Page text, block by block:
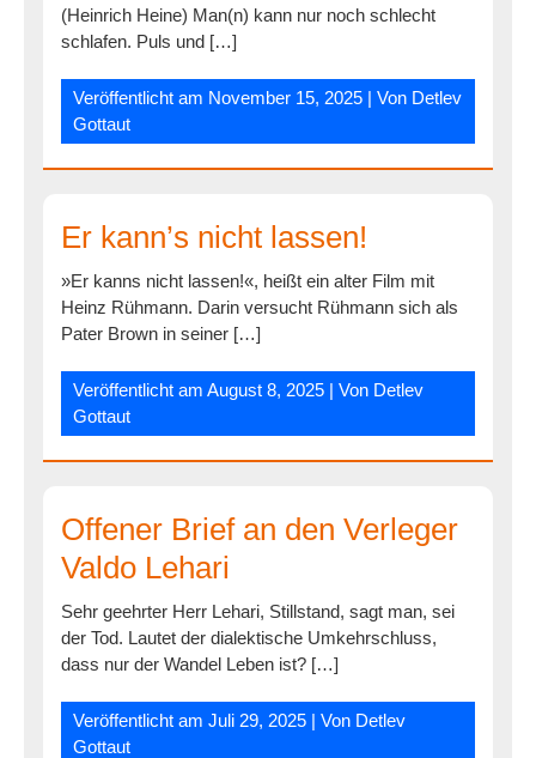
(Heinrich Heine) Man(n) kann nur noch schlecht
schlafen. Puls und […]
Veröffentlicht am November 15, 2025 | Von Detlev
Gottaut
Er kann’s nicht lassen!
»Er kanns nicht lassen!«, heißt ein alter Film mit
Heinz Rühmann. Darin versucht Rühmann sich als
Pater Brown in seiner […]
Veröffentlicht amAugust 8, 2025 | Von Detlev
Gottaut
Offener Brief an den Verleger
Valdo Lehari
Sehr geehrter Herr Lehari, Stillstand, sagt man, sei
der Tod. Lautet der dialektische Umkehrschluss,
dass nur der Wandel Leben ist? […]
Veröffentlicht amJuli 29, 2025 | Von Detlev
Gottaut